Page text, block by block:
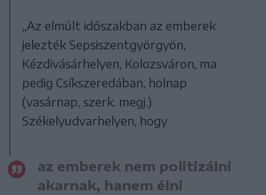
„Az elmúlt időszakban az emberek
jelezték Sepsiszentgyörgyön,
Kézdivásárhelyen, Kolozsváron, ma
pedig Csíkszeredában, holnap
(vasárnap, szerk. megj.)
Székelyudvarhelyen, hogy
az emberek nem politizálni
akarnak, hanem élni